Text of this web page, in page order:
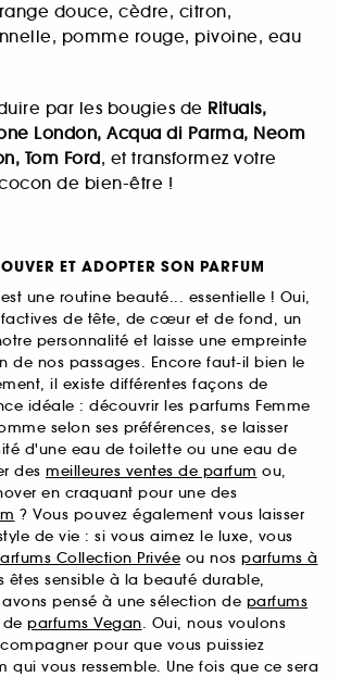
douce, cèdre, citron,
pomme rouge, pivoine, eau
par les bougies de Rituals,
London, Acqua di Parma, Neom
Tom Ford, et transformez votre
de bien-être !
ET ADOPTER SON PARFUM
une routine beauté... essentielle ! Oui,
de tête, de cœur et de fond, un
personnalité et laisse une empreinte
de nos passages. Encore faut-il bien le
il existe différentes façons de
idéale : découvrir les parfums Femme
selon ses préférences, se laisser
d'une eau de toilette ou une eau de
des meilleures ventes de parfum ou,
en craquant pour une des
? Vous pouvez également vous laisser
de vie : si vous aimez le luxe, vous
Collection Privée ou nos parfums à
êtes sensible à la beauté durable,
pensé à une sélection de parfums
parfums Vegan. Oui, nous voulons
pour que vous puissiez
qui vous ressemble. Une fois que ce sera